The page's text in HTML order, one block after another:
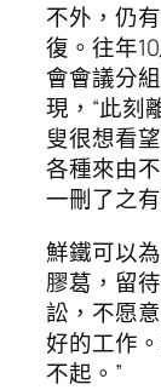
不外，仍
復。往年
會會議分
現，“此刻
叟很想看
各種來由
一刪了之
鮮鐵可以
膠葛，留
訟，不愿
好的工作
不起。”